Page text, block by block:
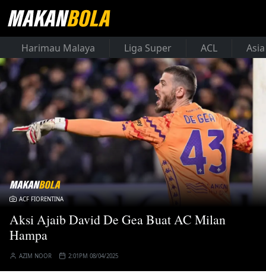
Harimau Malaya Liga Super ACL
ACF FIORENTINA
Aksi Ajaib David De Gea Buat AC Milan
Hampa
AZIM NOOR 2:01PM 08/04/2025